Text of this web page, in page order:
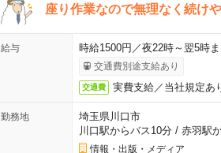
座り作業なので無理なく続け
給与 時給1500円／夜22時～翌5時
交通費別途支給あり
交通費 実費支給／当社規定あ
勤務地
埼玉県川口市
川口駅からバス10分/ 赤羽駅
情報・出版・メディア